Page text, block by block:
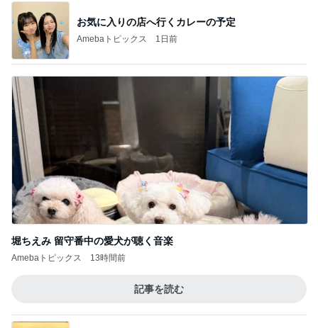
お気に入りの店へ行くカレーの予定
Amebaトピックス 1日前
堀ちえみ 留守番中の愛犬が聴く音楽
Amebaトピックス 13時間前
記事を読む